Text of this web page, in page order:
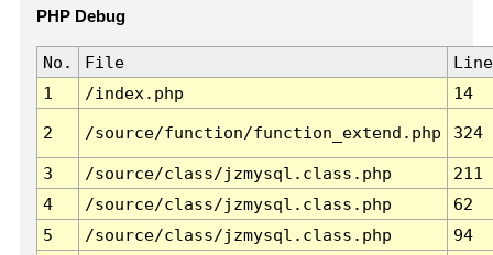
PHP Debug
No. File
Line
1
/index.php 14
2 /source/function/function_extend.php 324
3 /source/class/jzmysql.class.php
211
4
/source/class/jzmysql.class.php
62
5
/source/class/jzmysql.class.php
94